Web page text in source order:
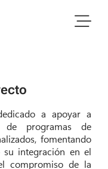
a apoyar a
de programas de
fomentando
integración en el
compromiso de la